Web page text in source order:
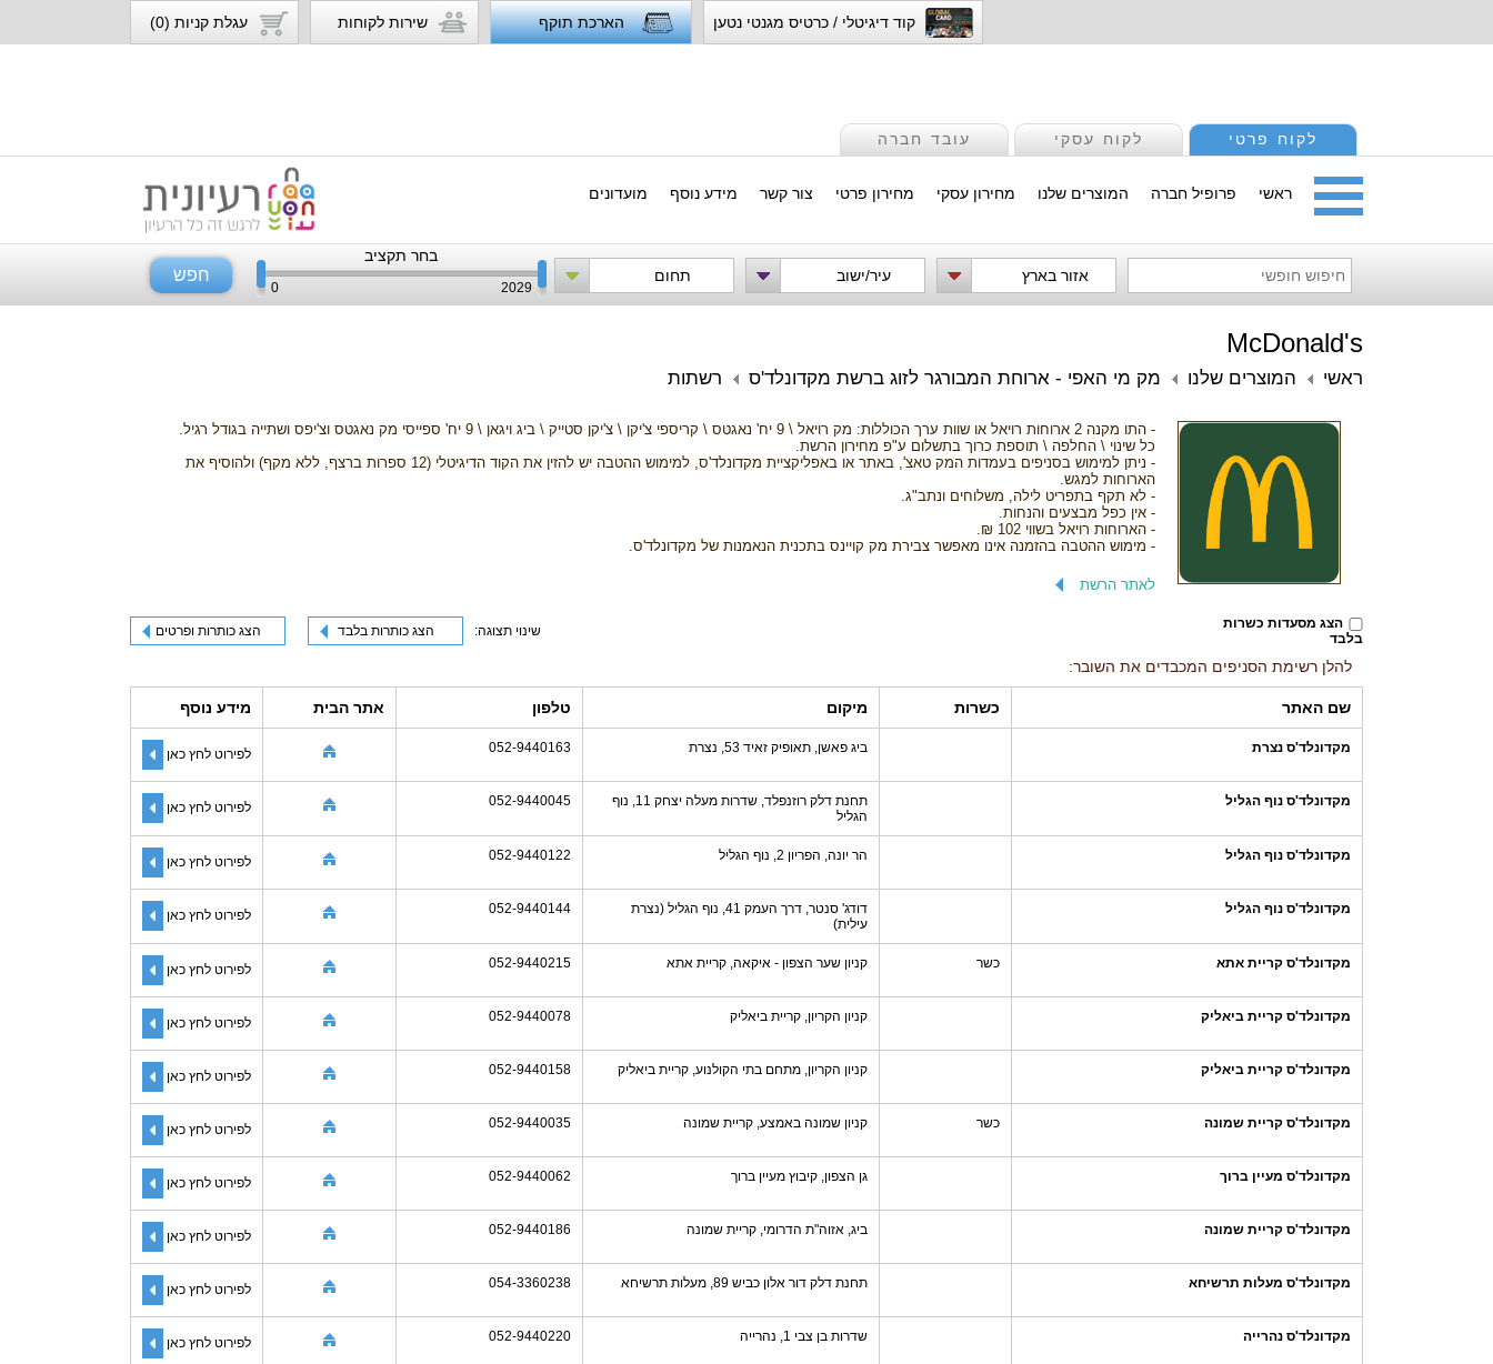
קוד דיגיטלי / כרטיס מגנטי נטען הארכת תוקף שירות לקוחות עגלת קניות (0)
לקוח פרטי לקוח עסקי עובד חברה
ראשי פרופיל חברה המוצרים שלנו מחירון עסקי מחירון פרטי צור קשר מידע נוסף מועדונים
אזור בארץ עיר/ישוב תחום
בחר תקציב
0 2029
חפש
McDonald's
ראשי המוצרים שלנו מק מי האפי - ארוחת המבורגר לזוג ברשת מקדונלד'ס רשתות
- התו מקנה 2 ארוחות רויאל או שוות ערך הכוללות: מק רויאל \ 9 יח' נאגטס \ קריספי צ'יקן \ צ'יקן סטייק \ ביג ויגאן \ 9 יח' ספייסי מק נאגטס וצ'יפס ושתייה בגודל רגיל.
כל שינוי \ החלפה \ תוספת כרוך בתשלום ע"פ מחירון הרשת.
- ניתן למימוש בסניפים בעמדות המק טאצ', באתר או באפליקציית מקדונלד'ס, למימוש ההטבה יש להזין את הקוד הדיגיטלי (12 ספרות ברצף, ללא מקף) ולהוסיף את
הארוחות למגש.
- לא תקף בתפריט לילה, משלוחים ונתב"ג.
- אין כפל מבצעים והנחות.
- הארוחות רויאל בשווי 102 ₪.
- מימוש ההטבה בהזמנה אינו מאפשר צבירת מק קויינס בתכנית הנאמנות של מקדונלד'ס.
לאתר הרשת
הצג מסעדות כשרות
בלבד
שינוי תצוגה: הצג כותרות בלבד הצג כותרות ופרטים
להלן רשימת הסניפים המכבדים את השובר:
שם האתר כשרות מיקום טלפון אתר הבית מידע נוסף
מקדונלד'ס נצרת ביג פאשן, תאופיק זאיד 53, נצרת 052-9440163 לפירוט לחץ כאן
מקדונלד'ס נוף הגליל
תחנת דלק רוזנפלד, שדרות מעלה יצחק 11, נוף
הגליל
052-9440045 לפירוט לחץ כאן
מקדונלד'ס נוף הגליל הר יונה, הפריון 2, נוף הגליל 052-9440122 לפירוט לחץ כאן
מקדונלד'ס נוף הגליל
דודג' סנטר, דרך העמק 41, נוף הגליל (נצרת
עילית)
052-9440144 לפירוט לחץ כאן
מקדונלד'ס קריית אתא כשר קניון שער הצפון - איקאה, קריית אתא 052-9440215 לפירוט לחץ כאן
מקדונלד'ס קריית ביאליק קניון הקריון, קריית ביאליק 052-9440078 לפירוט לחץ כאן
מקדונלד'ס קריית ביאליק קניון הקריון, מתחם בתי הקולנוע, קריית ביאליק 052-9440158 לפירוט לחץ כאן
מקדונלד'ס קריית שמונה כשר קניון שמונה באמצע, קריית שמונה 052-9440035 לפירוט לחץ כאן
מקדונלד'ס מעיין ברוך גן הצפון, קיבוץ מעיין ברוך 052-9440062 לפירוט לחץ כאן
מקדונלד'ס קריית שמונה ביג, אזוה"ת הדרומי, קריית שמונה 052-9440186 לפירוט לחץ כאן
מקדונלד'ס מעלות תרשיחא תחנת דלק דור אלון כביש 89, מעלות תרשיחא 054-3360238 לפירוט לחץ כאן
מקדונלד'ס נהרייה שדרות בן צבי 1, נהרייה 052-9440220 לפירוט לחץ כאן